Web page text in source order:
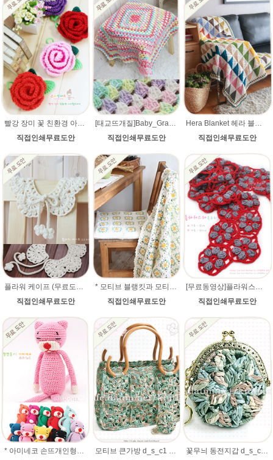
직접인쇄무료도안
직접인쇄무료도안
직접인쇄무료도안
플라워 케이프 (무료도안) 손뜨개 뜨개질 국민케이프 knit 패턴
직접인쇄무료도안
* 모티브 블랭킷과 모티브 방석커버 만들기 * 꽃모티브 코바늘뜨기+무료도안+ 뜨는법 설명_ 메리노퓨어울 털실로 제작. 북유럽블랭킷 코바늘뜨기
직접인쇄무료도안
[무료동영상]플라워스타 코바늘목도리 / 코바늘뜨기 /무료도안/ 코바늘강좌
직접인쇄무료도안